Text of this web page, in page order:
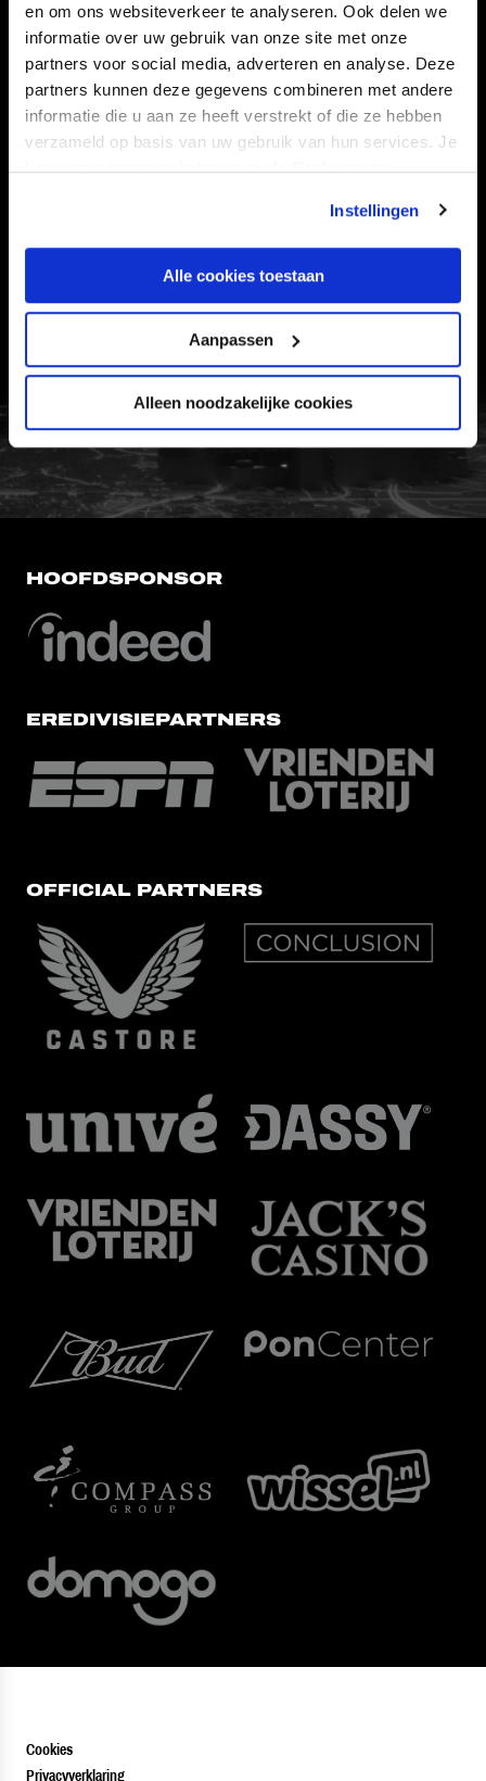
en om ons websiteverkeer te analyseren. Ook delen we
informatie over uw gebruik van onze site met onze
partners voor social media, adverteren en analyse. Deze
partners kunnen deze gegevens combineren met andere
informatie die u aan ze heeft verstrekt of die ze hebben
verzameld op basis van uw gebruik van hun services. Je
kan je toestemming beheren op de Cookiepagina.
Instellingen
Alle cookies toestaan
Aanpassen
Alleen noodzakelijke cookies
TEAMS
STADION
SUPPORTERS
KAARTVERKOOP
BUSINESS
VEELGESTELDE VRAGEN
WERKEN BIJ
FC Utrecht<br>vanuit<br>het
HOOFDSPONSOR
EREDIVISIEPARTNERS
OFFICIAL PARTNERS
Cookies
Privacyverklaring